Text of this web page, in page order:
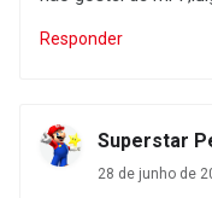
Responder
Superstar
28 de junho de